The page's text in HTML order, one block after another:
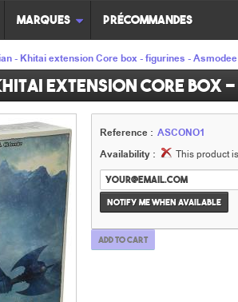
Marques Précommandes
- Khitai extension Core box - figurines - Asmodee
extension Core box
Reference : ASCONO1
Availability :
This product
Notify me when available
Add to cart